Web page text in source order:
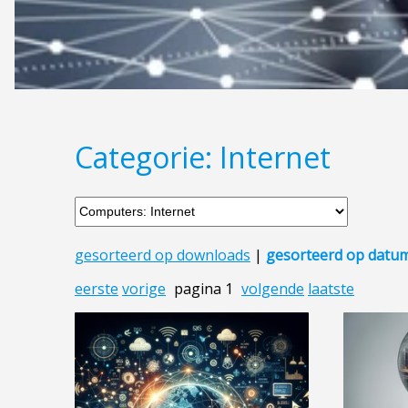
Categorie: Internet
gesorteerd op downloads | gesorteerd op
eerste vorige pagina 1 volgende laatste